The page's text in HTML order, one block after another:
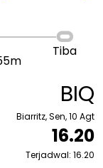
Tiba
BIQ
Biarritz, Sen, 10 Agt
16.20
Terjadwal: 16.20